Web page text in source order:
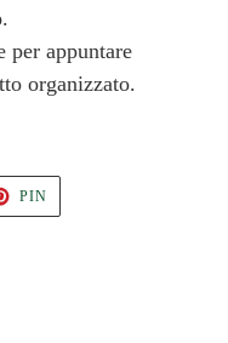
.
per appuntare
organizzato.
PIN
PINTEREST